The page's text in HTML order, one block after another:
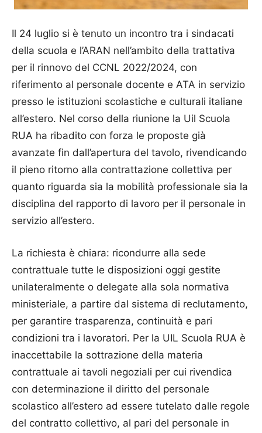
Il 24 luglio si è tenuto un incontro tra i sindacati
della scuola e l’ARAN nell’ambito della trattativa
per il rinnovo del CCNL 2022/2024, con
riferimento al personale docente e ATA in servizio
presso le istituzioni scolastiche e culturali italiane
all’estero. Nel corso della riunione la Uil Scuola
RUA ha ribadito con forza le proposte già
avanzate fin dall’apertura del tavolo, rivendicando
il pieno ritorno alla contrattazione collettiva per
quanto riguarda sia la mobilità professionale sia la
disciplina del rapporto di lavoro per il personale in
servizio all’estero.
La richiesta è chiara: ricondurre alla sede
contrattuale tutte le disposizioni oggi gestite
unilateralmente o delegate alla sola normativa
ministeriale, a partire dal sistema di reclutamento,
per garantire trasparenza, continuità e pari
condizioni tra i lavoratori. Per la UIL Scuola RUA è
inaccettabile la sottrazione della materia
contrattuale ai tavoli negoziali per cui rivendica
con determinazione il diritto del personale
scolastico all’estero ad essere tutelato dalle regole
del contratto collettivo, al pari del personale in